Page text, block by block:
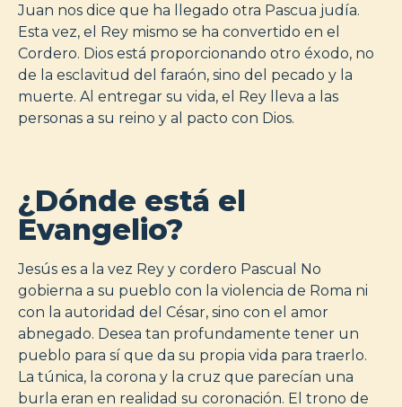
Juan nos dice que ha llegado otra Pascua judía.
Esta vez, el Rey mismo se ha convertido en el
Cordero. Dios está proporcionando otro éxodo, no
de la esclavitud del faraón, sino del pecado y la
muerte. Al entregar su vida, el Rey lleva a las
personas a su reino y al pacto con Dios.
¿Dónde está el
Evangelio?
Jesús es a la vez Rey y cordero Pascual No
gobierna a su pueblo con la violencia de Roma ni
con la autoridad del César, sino con el amor
abnegado. Desea tan profundamente tener un
pueblo para sí que da su propia vida para traerlo.
La túnica, la corona y la cruz que parecían una
burla eran en realidad su coronación. El trono de